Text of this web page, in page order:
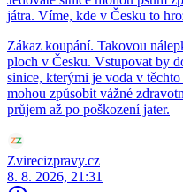
játra. Víme, kde v Česku to
Zákaz koupání. Takovou
ploch v Česku. Vstupovat by
sinice, kterými je voda v
mohou způsobit vážné
průjem až po poškození jater.
Zvirecizpravy.cz
8. 8. 2026, 21:31